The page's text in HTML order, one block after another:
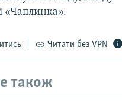
«Чаплинка».
Читати без VPN
також